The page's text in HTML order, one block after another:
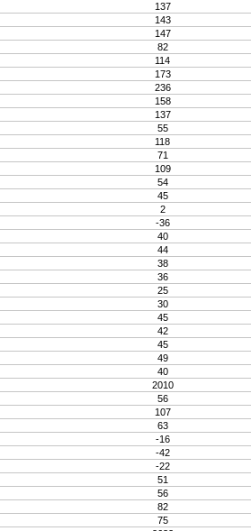
137
143
147
82
114
173
236
158
137
55
118
71
109
54
45
2
-36
40
44
38
36
25
30
45
42
45
49
40
2010
56
107
63
-16
-42
-22
51
56
82
75